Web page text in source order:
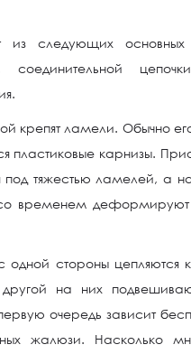
из следующих основных
соединительной
крепят ламели. Обычно
пластиковые карнизы.
под тяжестью ламелей, а
временем деформируют
одной стороны цепляются
на них
очередь зависит
жалюзи. Насколько